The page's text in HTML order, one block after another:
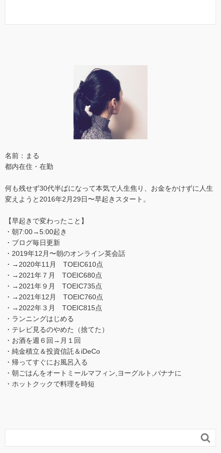
名前：まる
都内在住・在勤
何も残せず30代半ばになって本気で人生焦り、お金をかけずに人生
変えようと2016年2月29日〜早起きスタート。
【早起きで変わったこと】
・朝7:00→5:00起き
・ブログ毎日更新
・2019年12月〜朝のオンライン英会話
・→2020年11月 TOEIC610点
・→2021年７月 TOEIC680点
・→2021年９月 TOEIC735点
・→2021年12月 TOEIC760点
・→2022年３月 TOEIC815点
・ランニングはじめる
・テレビ見るのやめた（捨てた）
・お酒を週６回→月１回
・純金積立＆投資信託＆iDeCo
・帰ってすぐにお風呂入る
・朝ごはんをオートミールマフィン,ヨーグルト,バナナに
・ホットクックで料理を時短
